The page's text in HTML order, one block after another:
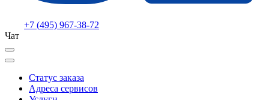
+7 (495) 967-38-72
Чат
Статус заказа
Адреса сервисов